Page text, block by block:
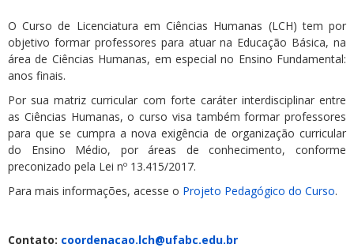
O Curso de Licenciatura em Ciências Humanas (LCH) tem por
objetivo formar professores para atuar na Educação Básica, na
área de Ciências Humanas, em especial no Ensino Fundamental:
anos finais.
Por sua matriz curricular com forte caráter interdisciplinar entre
as Ciências Humanas, o curso visa também formar professores
para que se cumpra a nova exigência de organização curricular
do Ensino Médio, por áreas de conhecimento, conforme
preconizado pela Lei nº 13.415/2017.
Para mais informações, acesse o Projeto Pedagógico do Curso.
Contato: coordenacao.lch@ufabc.edu.br